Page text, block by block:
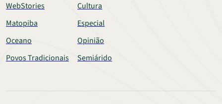
WebStories
Cultura
Matopiba
Especial
Oceano
Opinião
Povos Tradicionais
Semiárido